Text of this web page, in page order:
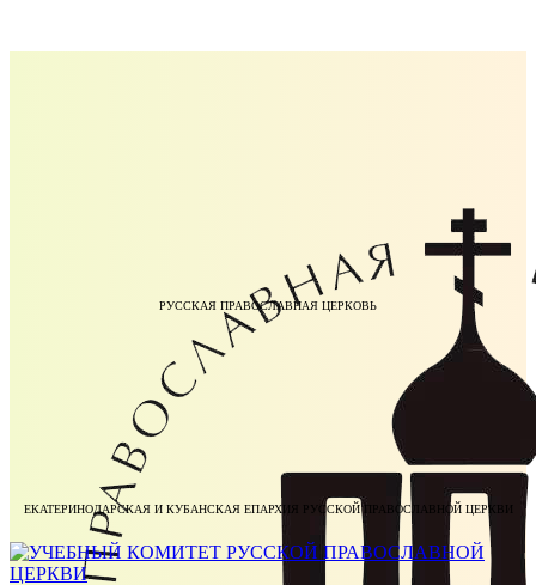
РУССКАЯ ПРАВОСЛАВНАЯ ЦЕРКОВЬ
ЕКАТЕРИНОДАРСКАЯ И КУБАНСКАЯ ЕПАРХИЯ РУССКОЙ ПРАВОСЛАВНОЙ ЦЕРКВИ